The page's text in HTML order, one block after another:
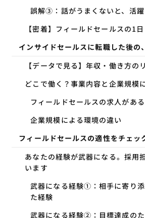
誤解③：話がうまくないと、活躍
【密着】フィールドセールスの1
インサイドセールスに転職した後の
【データで見る】年収・働き方の
どこで働く？事業内容と企業規模
フィールドセールスの求人があ
企業規模による環境の違い
フィールドセールスの適性をチェッ
あなたの経験が武器になる。採用
います
武器になる経験①：相手に寄り
た経験
武器になる経験②：目標達成の